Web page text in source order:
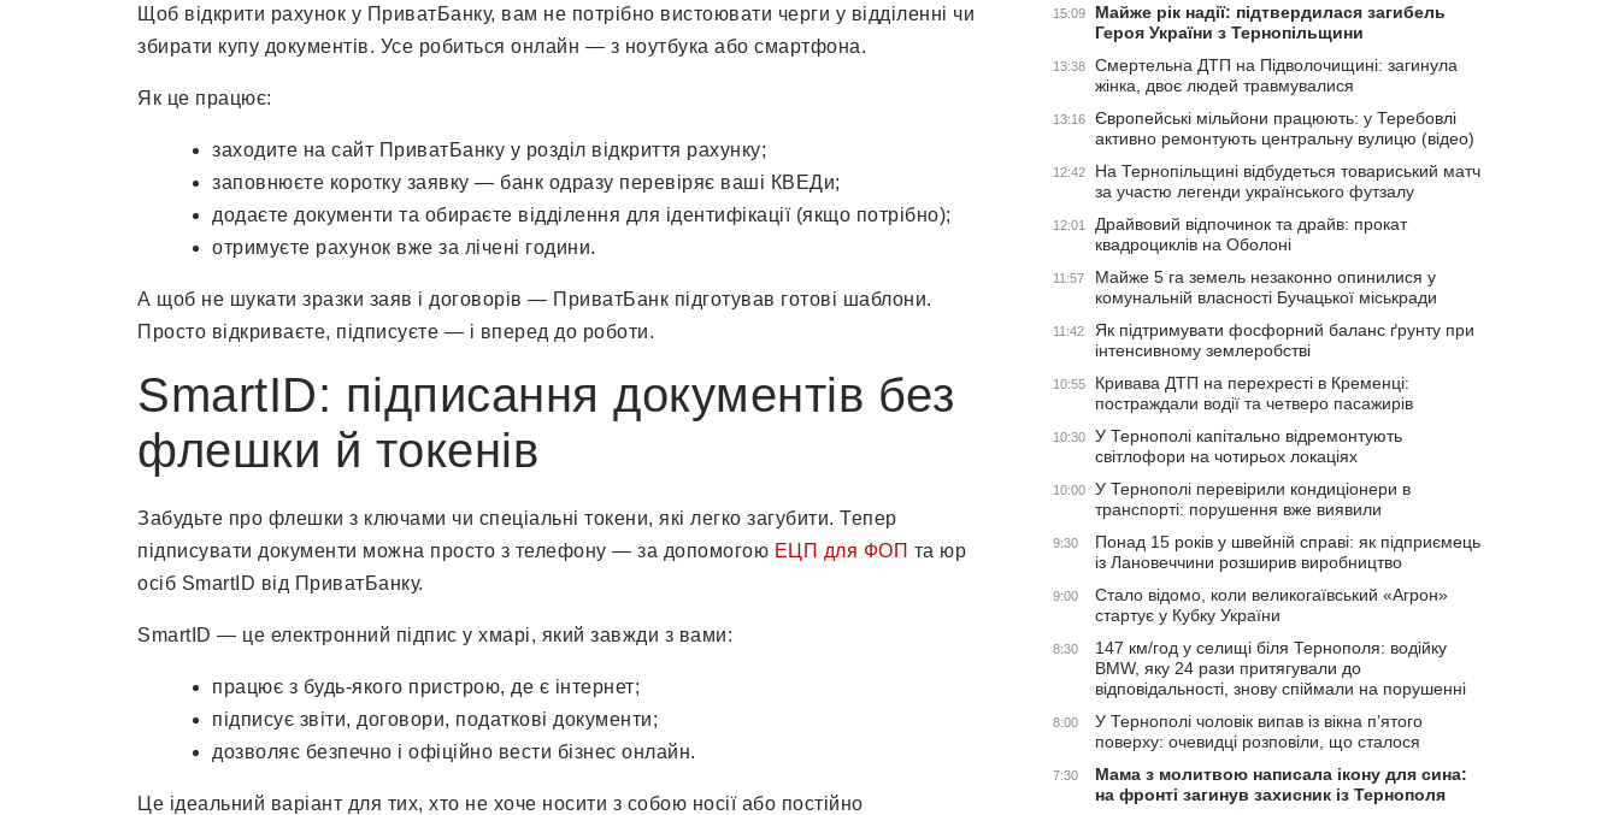
Щоб відкрити рахунок у ПриватБанку, вам не потрібно вистоювати черги у відділенні чи
збирати купу документів. Усе робиться онлайн — з ноутбука або смартфона.
Як це працює:
заходите на сайт ПриватБанку у розділ відкриття рахунку;
заповнюєте коротку заявку — банк одразу перевіряє ваші КВЕДи;
додаєте документи та обираєте відділення для ідентифікації (якщо потрібно);
отримуєте рахунок вже за лічені години.
А щоб не шукати зразки заяв і договорів — ПриватБанк підготував готові шаблони.
Просто відкриваєте, підписуєте — і вперед до роботи.
SmartID: підписання документів без
флешки й токенів
Забудьте про флешки з ключами чи спеціальні токени, які легко загубити. Тепер
підписувати документи можна просто з телефону — за допомогою ЕЦП для ФОП та юр
осіб SmartID від ПриватБанку.
SmartID — це електронний підпис у хмарі, який завжди з вами:
працює з будь-якого пристрою, де є інтернет;
підписує звіти, договори, податкові документи;
дозволяє безпечно і офіційно вести бізнес онлайн.
Це ідеальний варіант для тих, хто не хоче носити з собою носії або постійно
15:09
Майже рік надії: підтвердилася загибель
Героя України з Тернопільщини
13:38
Смертельна ДТП на Підволочищині: загинула
жінка, двоє людей травмувалися
13:16
Європейські мільйони працюють: у Теребовлі
активно ремонтують центральну вулицю (відео)
12:42
На Тернопільщині відбудеться товариський матч
за участю легенди українського футзалу
12:01
Драйвовий відпочинок та драйв: прокат
квадроциклів на Оболоні
11:57
Майже 5 га земель незаконно опинилися у
комунальній власності Бучацької міськради
11:42
Як підтримувати фосфорний баланс ґрунту при
інтенсивному землеробстві
10:55
Кривава ДТП на перехресті в Кременці:
постраждали водії та четверо пасажирів
10:30
У Тернополі капітально відремонтують
світлофори на чотирьох локаціях
10:00
У Тернополі перевірили кондиціонери в
транспорті: порушення вже виявили
9:30
Понад 15 років у швейній справі: як підприємець
із Лановеччини розширив виробництво
9:00
Стало відомо, коли великогаївський «Агрон»
стартує у Кубку України
8:30
147 км/год у селищі біля Тернополя: водійку
BMW, яку 24 рази притягували до
відповідальності, знову спіймали на порушенні
8:00
У Тернополі чоловік випав із вікна п’ятого
поверху: очевидці розповіли, що сталося
7:30
Мама з молитвою написала ікону для сина:
на фронті загинув захисник із Тернополя